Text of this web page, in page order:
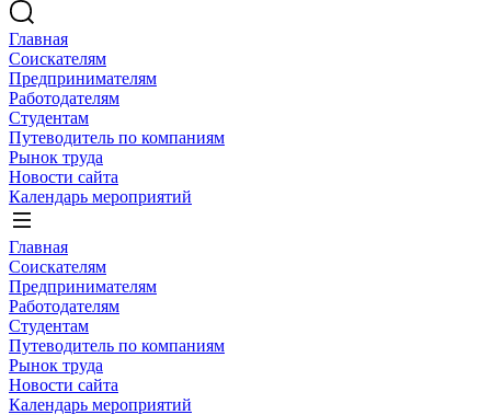
Главная
Соискателям
Предпринимателям
Работодателям
Студентам
Путеводитель по компаниям
Рынок труда
Новости сайта
Календарь мероприятий
Главная
Соискателям
Предпринимателям
Работодателям
Студентам
Путеводитель по компаниям
Рынок труда
Новости сайта
Календарь мероприятий